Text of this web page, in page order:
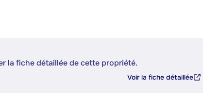
la fiche détaillée de cette propriété.
Voir la fiche détaillée